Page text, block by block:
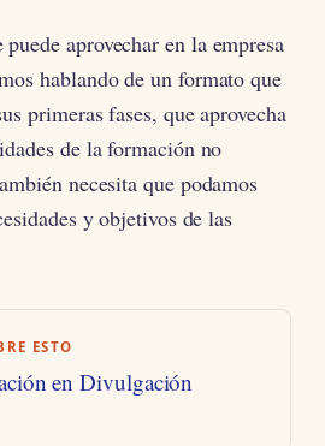
aprovechar en la empresa
hablando de un formato que
primeras fases, que aprovecha
de la formación no
necesita que podamos
y objetivos de las
ESTO
en Divulgación